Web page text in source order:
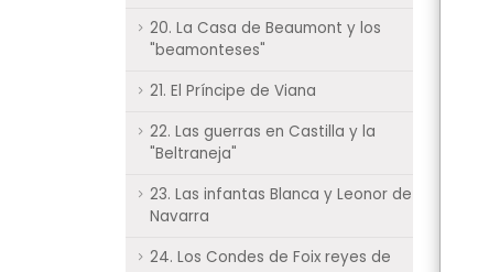
20. La Casa de Beaumont y los
"beamonteses"
21. El Príncipe de Viana
22. Las guerras en Castilla y la
"Beltraneja"
23. Las infantas Blanca y Leonor de
Navarra
24. Los Condes de Foix reyes de